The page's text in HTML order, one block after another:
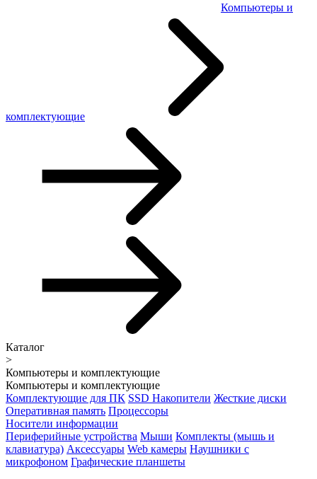
Компьютеры и
комплектующие
Каталог
>
Компьютеры и комплектующие
Компьютеры и комплектующие
Комплектующие для ПК SSD Накопители Жесткие диски
Оперативная память Процессоры
Носители информации
Периферийные устройства Мыши Комплекты (мышь и
клавиатура) Аксессуары Web камеры Наушники с
микрофоном Графические планшеты